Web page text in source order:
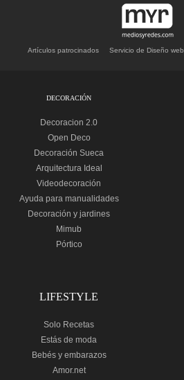
Artículos patrocinados Servicio de Diseño web
DECORACIÓN
Decoracion 2.0
Open Deco
Decoración Sueca
Arquitectura Ideal
Videodecoración
Ayuda para manualidades
Decoración y jardines
Mimub
Pórtico
LIFESTYLE
Solo Recetas
Estás de moda
Bebés y embarazos
Amor.net